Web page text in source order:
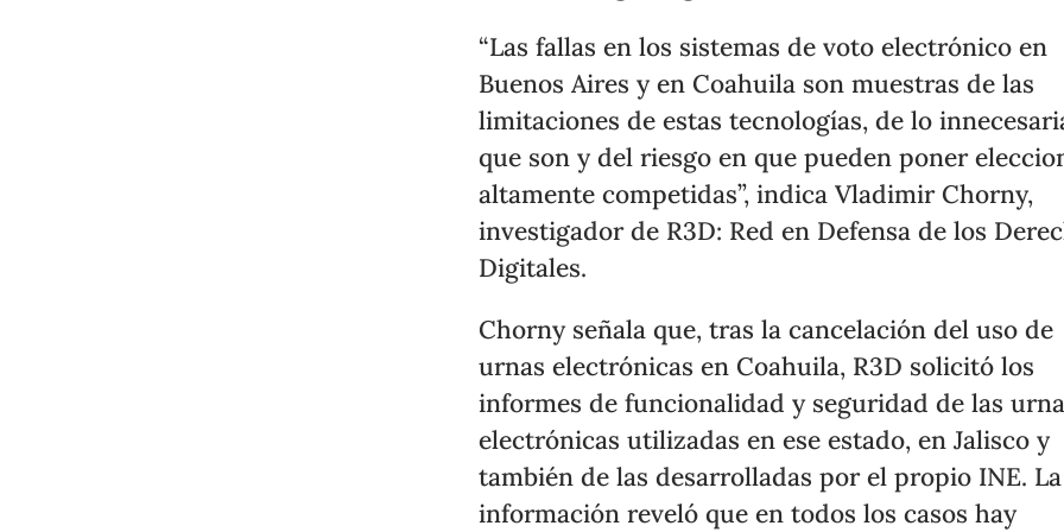
“Las fallas en los sistemas de voto electrónico en
Buenos Aires y en Coahuila son muestras de las
limitaciones de estas tecnologías, de lo
que son y del riesgo en que pueden poner
altamente competidas”, indica Vladimir Chorny,
investigador de R3D: Red en Defensa de los
Digitales.
Chorny señala que, tras la cancelación del uso de
urnas electrónicas en Coahuila, R3D solicitó los
informes de funcionalidad y seguridad de las
electrónicas utilizadas en ese estado, en Jalisco y
también de las desarrolladas por el propio INE. La
información reveló que en todos los casos hay